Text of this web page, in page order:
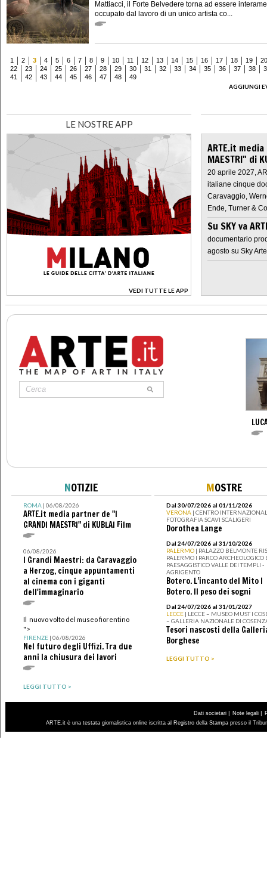
Mattiacci, il Forte Belvedere torna ad essere
occupato dal lavoro di un unico artista co...
1 2 3 4 5 6 7 8 9 10 11 12 13 14 15 16 17 18 19
20
22
23 24 25 26 27 28 29 30 31 32 33 34 35 36 37 38
41
42 43 44 45 46 47 48
49
AGGIUNGI
LE NOSTRE APP
VEDI TUTTE LE APP
>
ARTE.it
MAESTRI" di
20 aprile 2027,
italiane cinque
Caravaggio,
Ende, Turner &
Su SKY va
documentario
agosto su Sky Arte
NOTIZIE
ROMA| 06/08/2026
ARTE.it media partner de "I
GRANDI MAESTRI" di KUBLAI Film
06/08/2026
I Grandi Maestri: da Caravaggio
a Herzog, cinque appuntamenti
al cinema con i giganti
dell'immaginario
Il nuovo volto del museo fiorentino
">
FIRENZE| 06/08/2026
Nel futuro degli Uffizi. Tra due
anni la chiusura dei lavori
LEGGI TUTTO >
MOSTRE
Dal 30/07/2026 al 01/11/2026
VERONA | CENTRO
FOTOGRAFIA SCAVI SCALIGERI
Dorothea Lange
Dal 24/07/2026 al 31/10/2026
PALERMO | PALAZZO BELMONTE
PALERMO I PARCO ARCHEOLOGICO
PAESAGGISTICO VALLE DEI TEMPLI -
AGRIGENTO
Botero. L’incanto del Mito I
Botero. Il peso dei sogni
Dal 24/07/2026 al 31/01/2027
LECCE | LECCE – MUSEO MUST I
– GALLERIA NAZIONALE DI
Tesori nascosti della
Borghese
LEGGI TUTTO >
Dati societari | Note legali |
ARTE.it è una testata giornalistica online iscritta al Registro della Stampa presso il